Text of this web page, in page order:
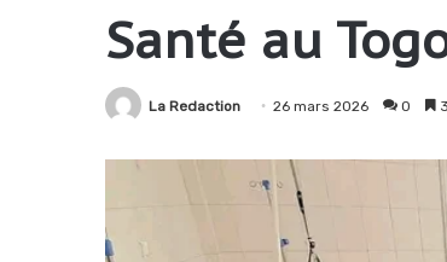
Santé au
La Redaction 26 mars 2026 0